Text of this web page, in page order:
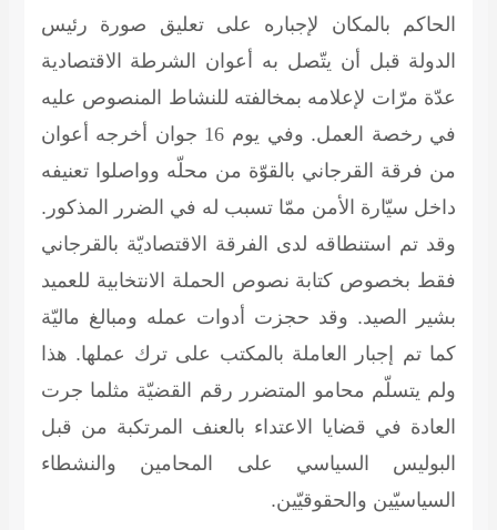
الحاكم بالمكان لإجباره على تعليق صورة رئيس
الدولة قبل أن يتّصل به أعوان الشرطة الاقتصادية
عدّة مرّات لإعلامه بمخالفته للنشاط المنصوص عليه
في رخصة العمل. وفي يوم 16 جوان أخرجه أعوان
من فرقة القرجاني بالقوّة من محلّه وواصلوا تعنيفه
داخل سيّارة الأمن ممّا تسبب له في الضرر المذكور.
وقد تم استنطاقه لدى الفرقة الاقتصاديّة بالقرجاني
فقط بخصوص كتابة نصوص الحملة الانتخابية للعميد
بشير الصيد. وقد حجزت أدوات عمله ومبالغ ماليّة
كما تم إجبار العاملة بالمكتب على ترك عملها. هذا
ولم يتسلّم محامو المتضرر رقم القضيّة مثلما جرت
العادة في قضايا الاعتداء بالعنف المرتكبة من قبل
البوليس السياسي على المحامين والنشطاء
السياسيّين والحقوقيّين.